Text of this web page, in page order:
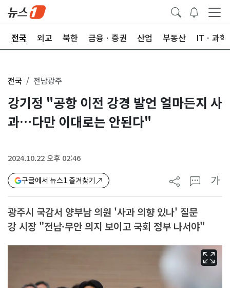
전국 외교 북한 금융ㆍ증권 산업 부동산 ITㆍ과학
전국 전남광주
강기정 "공항 이전 강경 발언 얼마든지 사
과…다만 이대로는 안된다"
2024.10.22 오후 02:46
구글에서 뉴스1 즐겨찾기 가
광주시 국감서 양부남 의원 '사과 의향 있나' 질문
강 시장 "전남·무안 의지 보이고 국회 정부 나서야"